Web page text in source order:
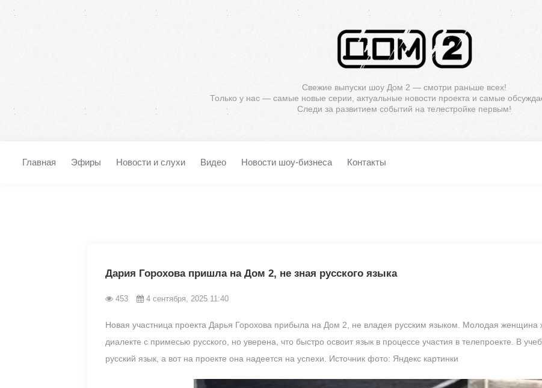
Свежие выпуски шоу Дом 2 — смотри раньше всех!
Только у нас — самые новые серии, актуальные новости проекта и самые
Следи за развитием событий на телестройке первым!
Главная Эфиры Новости и слухи Видео Новости шоу-бизнеса Контакты
Дария Горохова пришла на Дом 2, не зная русского языка
453 4 сентября, 2025 11:40
Новая участница проекта Дарья Горохова прибыла на Дом 2, не владея русским языком. Молодая женщина
диалекте с примесью русского, но уверена, что быстро освоит язык в процессе участия в телепроекте. В
русский язык, а вот на проекте она надеется на успехи. Источник фото: Яндекс картинки